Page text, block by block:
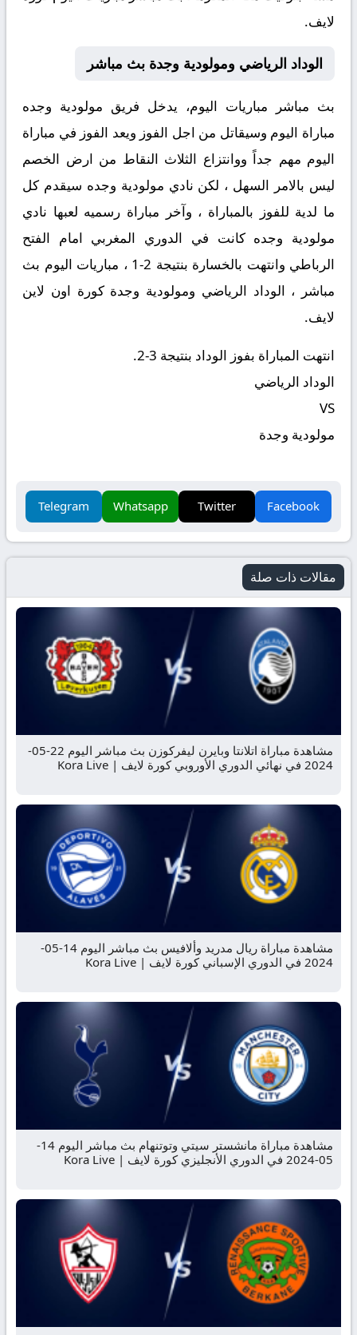
لايف.
الوداد الرياضي ومولودية وجدة بث مباشر
بث مباشر مباريات اليوم، يدخل فريق مولودية وجده
مباراة اليوم وسيقاتل من اجل الفوز ويعد الفوز في مباراة
اليوم مهم جداً ووانتزاع الثلاث النقاط من ارض الخصم
ليس بالامر السهل ، لكن نادي مولودية وجده سيقدم كل
ما لدية للفوز بالمباراة ، وآخر مباراة رسميه لعبها نادي
مولودية وجده كانت في الدوري المغربي امام الفتح
الرباطي وانتهت بالخسارة بنتيجة 2-1 ، مباريات اليوم بث
مباشر ، الوداد الرياضي ومولودية وجدة كورة اون لاين
لايف.
انتهت المباراة بفوز الوداد بنتيجة 3-2.
الوداد الرياضي
VS
مولودية وجدة
Facebook
Twitter
Whatsapp
Telegram
مقالات ذات صلة
مشاهدة مباراة اتلانتا وبايرن ليفركوزن بث مباشر اليوم 22-05-
2024 في نهائي الدوري الأوروبي كورة لايف | Kora Live
مشاهدة مباراة ريال مدريد وألافيس بث مباشر اليوم 14-05-
2024 في الدوري الإسباني كورة لايف | Kora Live
مشاهدة مباراة مانشستر سيتي وتوتنهام بث مباشر اليوم 14-
05-2024 في الدوري الأنجليزي كورة لايف | Kora Live